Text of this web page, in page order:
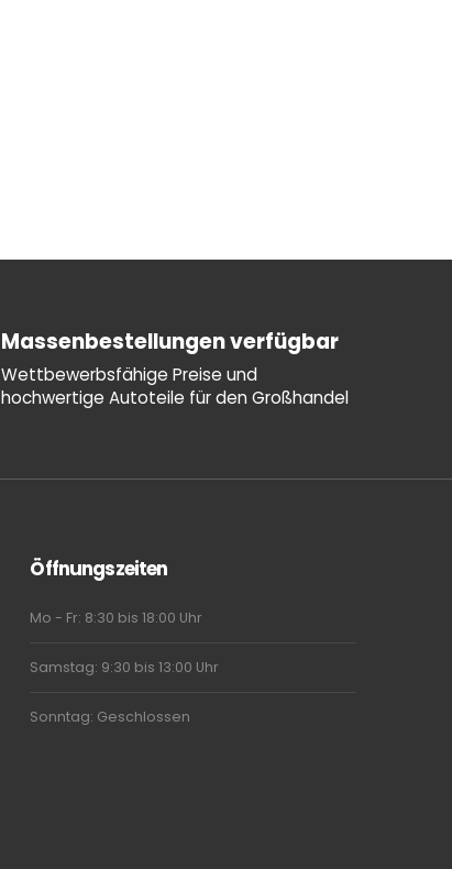
Massenbestellungen verfügbar
Wettbewerbsfähige Preise und
hochwertige Autoteile für den Großhandel
Öffnungszeiten
Mo - Fr: 8:30 bis 18:00 Uhr
Samstag: 9:30 bis 13:00 Uhr
Sonntag: Geschlossen